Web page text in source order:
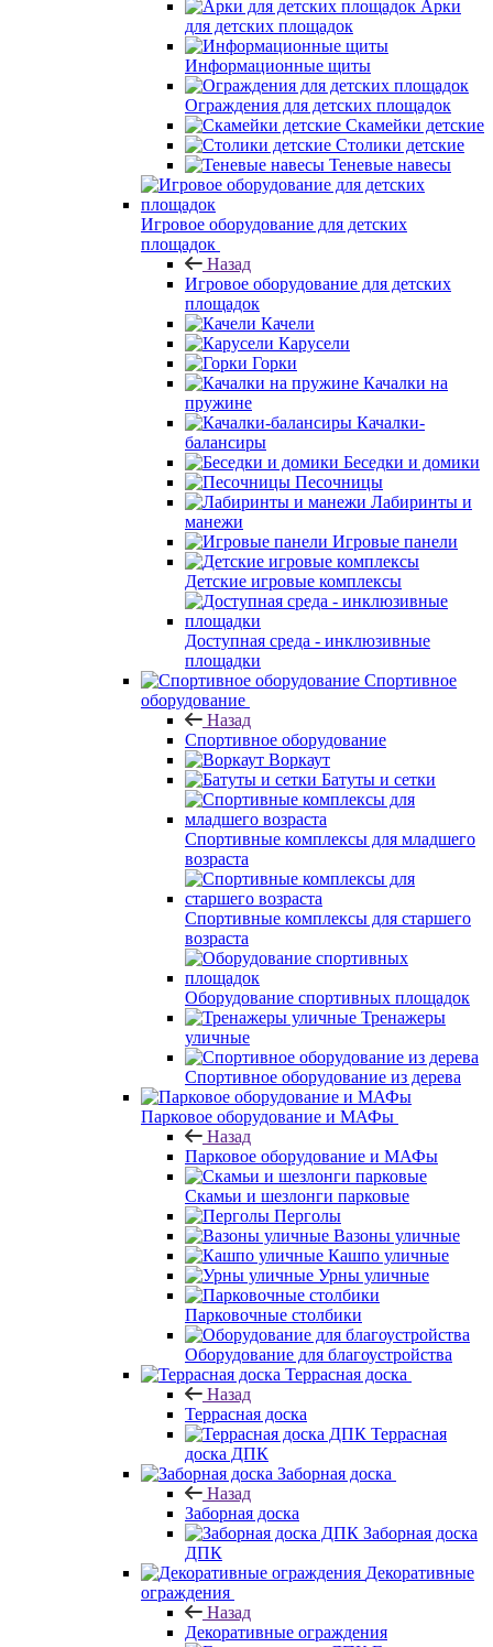
Арки
для детских площадок
Информационные щиты
Ограждения для детских площадок
Скамейки детские
Столики детские
Теневые навесы
Игровое оборудование для детских
площадок
Назад
Игровое оборудование для детских
площадок
Качели
Карусели
Горки
Качалки на
пружине
Качалки-
балансиры
Беседки и домики
Песочницы
Лабиринты и
манежи
Игровые панели
Детские игровые комплексы
Доступная среда - инклюзивные
площадки
Спортивное
оборудование
Назад
Спортивное оборудование
Воркаут
Батуты и сетки
Спортивные комплексы для младшего
возраста
Спортивные комплексы для старшего
возраста
Оборудование спортивных площадок
Тренажеры
уличные
Спортивное оборудование из дерева
Парковое оборудование и МАФы
Назад
Парковое оборудование и МАФы
Скамьи и шезлонги парковые
Перголы
Вазоны уличные
Кашпо уличные
Урны уличные
Парковочные столбики
Оборудование для благоустройства
Террасная доска
Назад
Террасная доска
Террасная
доска ДПК
Заборная доска
Назад
Заборная доска
Заборная доска
ДПК
Декоративные
ограждения
Назад
Декоративные ограждения